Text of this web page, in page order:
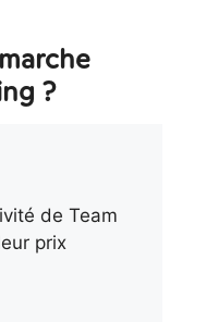
?
de Team
prix